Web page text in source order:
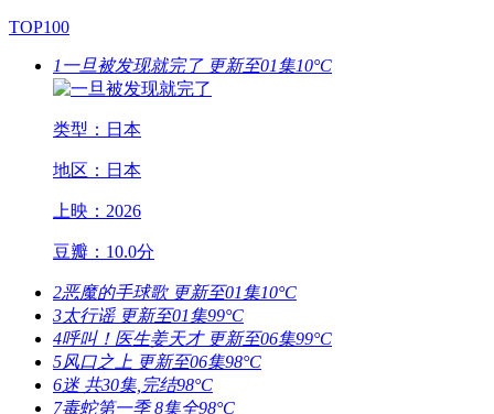
TOP100
1 一旦被发现就完了 更新至01集10°C
类型：日本
地区：日本
上映：2026
豆瓣：10.0分
2恶魔的手球歌 更新至01集10°C
3太行谣 更新至01集99°C
4呼叫！医生姜天才 更新至06集99°C
5风口之上 更新至06集98°C
6迷 共30集,完结98°C
7毒蛇第一季 8集全98°C